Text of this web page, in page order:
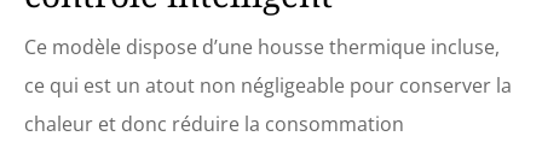
Ce modèle dispose d’une housse thermique incluse,
ce qui est un atout non négligeable pour conserver la
chaleur et donc réduire la consommation